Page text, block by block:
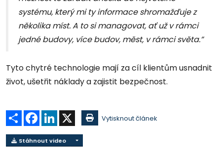
systému, který mi ty informace shromažďuje z
několika míst. A to si managovat, ať už v rámci
jedné budovy, více budov, měst, v rámci světa.”
Tyto chytré technologie mají za cíl klientům usnadnit
život, ušetřit náklady a zajistit bezpečnost.
Sdílet Facebook
LinkedIn Vytisknout článek
Stáhnout video